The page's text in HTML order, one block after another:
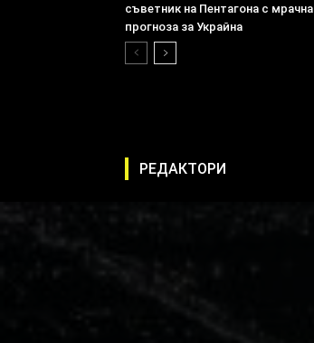
съветник на Пентагона с мрачна
прогноза за Украйна
РЕДАКТОРИ